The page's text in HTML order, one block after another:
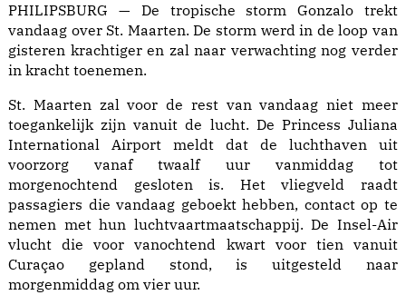
PHILIPSBURG — De tropische storm Gonzalo trekt
vandaag over St. Maarten. De storm werd in de loop van
gisteren krachtiger en zal naar verwachting nog verder
in kracht toenemen.
St. Maarten zal voor de rest van vandaag niet meer
toegankelijk zijn vanuit de lucht. De Princess Juliana
International Airport meldt dat de luchthaven uit
voorzorg vanaf twaalf uur vanmiddag tot
morgenochtend gesloten is. Het vliegveld raadt
passagiers die vandaag geboekt hebben, contact op te
nemen met hun luchtvaartmaatschappij. De Insel-Air
vlucht die voor vanochtend kwart voor tien vanuit
Curaçao gepland stond, is uitgesteld naar
morgenmiddag om vier uur.